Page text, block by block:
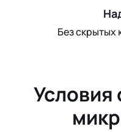
Без скрытых